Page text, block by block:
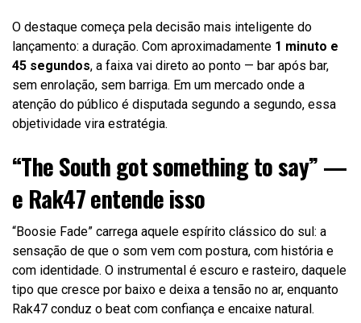
O destaque começa pela decisão mais inteligente do
lançamento: a duração. Com aproximadamente 1 minuto e
45 segundos, a faixa vai direto ao ponto — bar após bar,
sem enrolação, sem barriga. Em um mercado onde a
atenção do público é disputada segundo a segundo, essa
objetividade vira estratégia.
“The South got something to say” —
e Rak47 entende isso
“Boosie Fade” carrega aquele espírito clássico do sul: a
sensação de que o som vem com postura, com história e
com identidade. O instrumental é escuro e rasteiro, daquele
tipo que cresce por baixo e deixa a tensão no ar, enquanto
Rak47 conduz o beat com confiança e encaixe natural.